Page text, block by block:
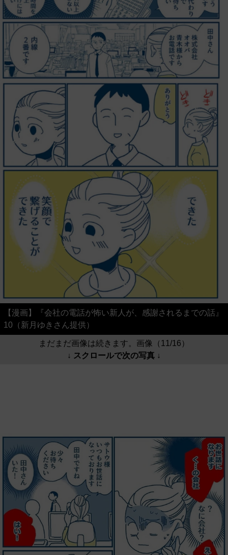
【漫画】『会社の電話が怖い新人が、感謝されるまでの話』
10（新月ゆきさん提供）
まだまだ画像は続きます。画像（11/16）
↓ スクロールで次の写真 ↓